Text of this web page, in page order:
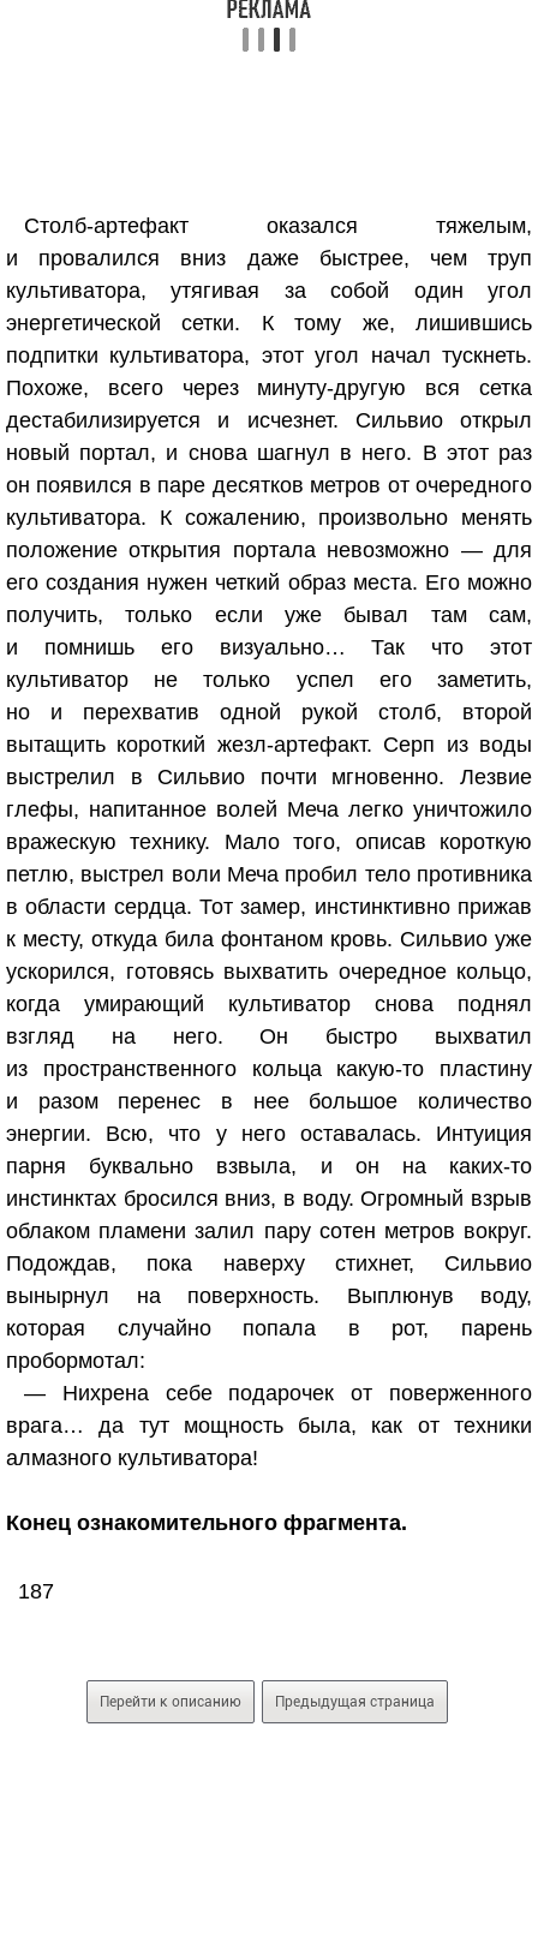
Столб-артефакт оказался тяжелым,
и провалился вниз даже быстрее, чем труп
культиватора, утягивая за собой один угол
энергетической сетки. К тому же, лишившись
подпитки культиватора, этот угол начал тускнеть.
Похоже, всего через минуту-другую вся сетка
дестабилизируется и исчезнет. Сильвио открыл
новый портал, и снова шагнул в него. В этот раз
он появился в паре десятков метров от очередного
культиватора. К сожалению, произвольно менять
положение открытия портала невозможно — для
его создания нужен четкий образ места. Его можно
получить, только если уже бывал там сам,
и помнишь его визуально… Так что этот
культиватор не только успел его заметить,
но и перехватив одной рукой столб, второй
вытащить короткий жезл-артефакт. Серп из воды
выстрелил в Сильвио почти мгновенно. Лезвие
глефы, напитанное волей Меча легко уничтожило
вражескую технику. Мало того, описав короткую
петлю, выстрел воли Меча пробил тело противника
в области сердца. Тот замер, инстинктивно прижав
к месту, откуда била фонтаном кровь. Сильвио уже
ускорился, готовясь выхватить очередное кольцо,
когда умирающий культиватор снова поднял
взгляд на него. Он быстро выхватил
из пространственного кольца какую-то пластину
и разом перенес в нее большое количество
энергии. Всю, что у него оставалась. Интуиция
парня буквально взвыла, и он на каких-то
инстинктах бросился вниз, в воду. Огромный взрыв
облаком пламени залил пару сотен метров вокруг.
Подождав, пока наверху стихнет, Сильвио
вынырнул на поверхность. Выплюнув воду,
которая случайно попала в рот, парень
пробормотал:
— Нихрена себе подарочек от поверженного
врага… да тут мощность была, как от техники
алмазного культиватора!
Конец ознакомительного фрагмента.
187
Перейти к описанию Предыдущая страница